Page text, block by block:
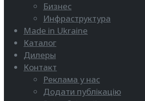
Бизнес
Инфраструктура
Made in Ukraine
Каталог
Дилеры
Контакт
Реклама у нас
Додати публікацію